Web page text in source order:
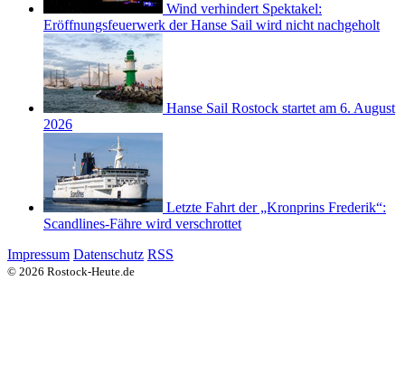
Wind verhindert Spektakel:
Eröffnungsfeuerwerk der Hanse Sail wird nicht nachgeholt
Hanse Sail Rostock startet am 6. August
2026
Letzte Fahrt der „Kronprins Frederik“:
Scandlines-Fähre wird verschrottet
Impressum Datenschutz RSS
© 2026 Rostock-Heute.de